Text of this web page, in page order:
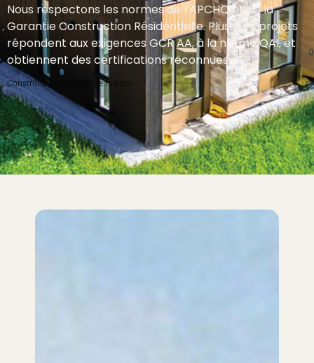
Nous respectons les normes de l’APCHQ et de la
Garantie Construction Résidentielle. Plusieurs projets
répondent aux exigences GCR AA, à la norme QAI, et
obtiennent des certifications reconnues.
Construisons votre future maison.